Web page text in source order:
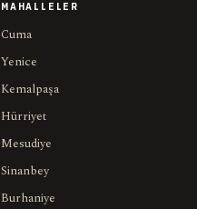
MAHALLELER
Cuma
Yenice
Kemalpaşa
Hürriyet
Mesudiye
Sinanbey
Burhaniye